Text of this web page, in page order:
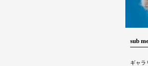
sub
ギャラ